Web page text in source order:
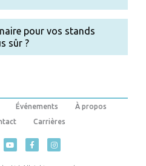
pour vos stands
sûr ?
Événements
À propos
Carrières